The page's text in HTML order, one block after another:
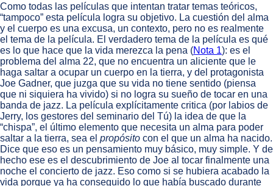
Como todas las películas que intentan tratar temas teóricos,
“tampoco” esta película logra su objetivo. La cuestión del alma
y el cuerpo es una excusa, un contexto, pero no es realmente
el tema de la película. El verdadero tema de la película es qué
es lo que hace que la vida merezca la pena (Nota 1): es el
problema del alma 22, que no encuentra un aliciente que le
haga saltar a ocupar un cuerpo en la tierra, y del protagonista
Joe Gadner, que juzga que su vida no tiene sentido (piensa
que ni siquiera ha vivido) si no logra su sueño de tocar en una
banda de jazz. La película explícitamente critica (por labios de
Jerry, los gestores del seminario del Tú) la idea de que la
“chispa”, el último elemento que necesita un alma para poder
saltar a la tierra, sea el propósito con el que un alma ha nacido.
Dice que eso es un pensamiento muy básico, muy simple. Y de
hecho ese es el descubrimiento de Joe al tocar finalmente una
noche el concierto de jazz. Eso como si se hubiera acabado la
vida porque ya ha conseguido lo que había buscado durante